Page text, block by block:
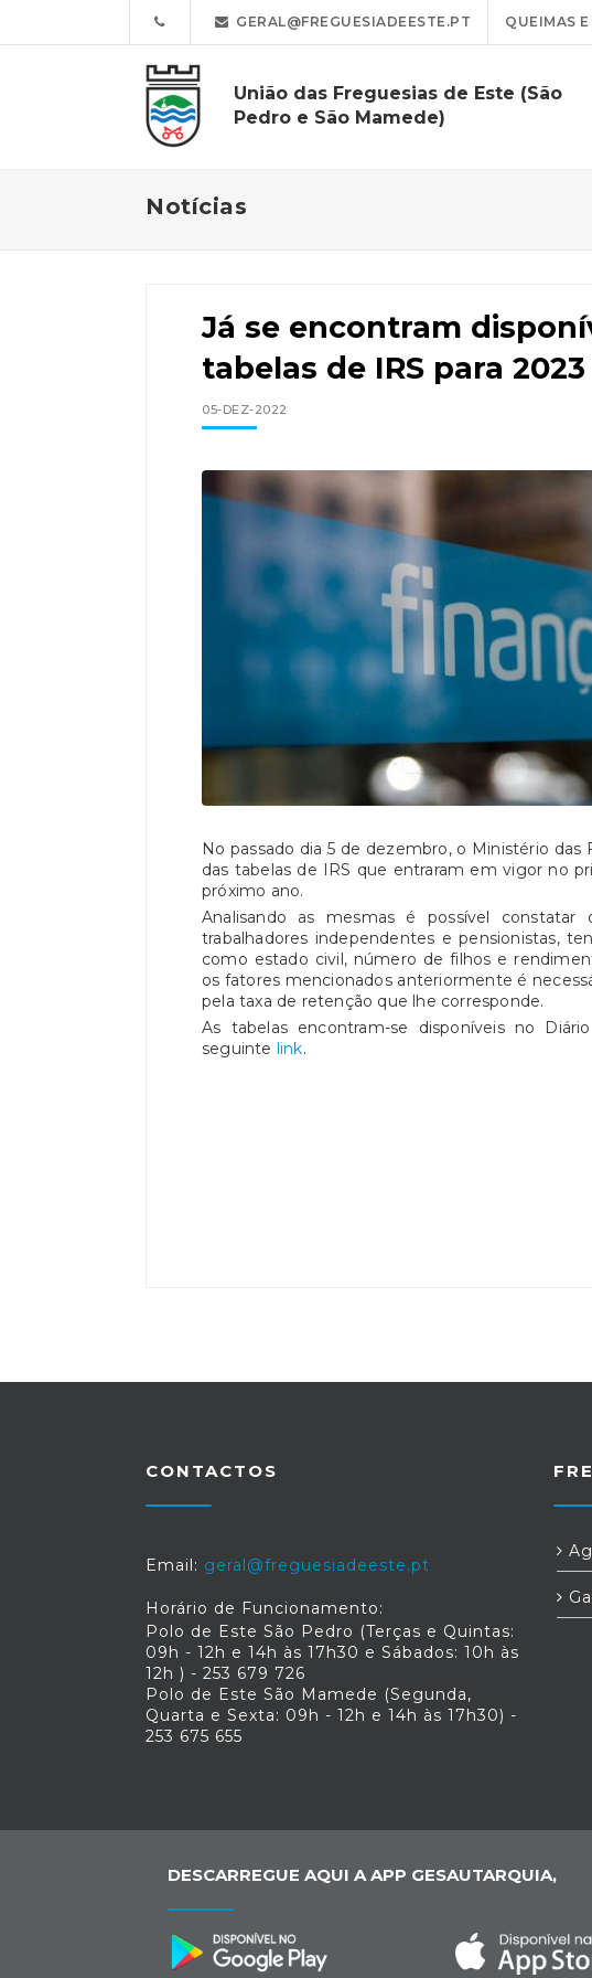
GERAL@FREGUESIADEESTE.PT QUEIMAS
União das Freguesias de Este (São
Pedro e São Mamede)
Notícias
Já se encontram
tabelas de IRS para 2023
05-DEZ-2022
No passado dia 5 de dezembro, o Ministério das
das tabelas de IRS que entraram em vigor no
próximo ano.
Analisando as mesmas é possível
trabalhadores independentes e pensionistas,
como estado civil, número de filhos e
os fatores mencionados anteriormente é
pela taxa de retenção que lhe corresponde.
As tabelas encontram-se disponíveis no
seguinte link.
CONTACTOS
Email: geral@freguesiadeeste.pt
Horário de Funcionamento:
Polo de Este São Pedro (Terças e Quintas:
09h - 12h e 14h às 17h30 e Sábados: 10h às
12h ) - 253 679 726
Polo de Este São Mamede (Segunda,
Quarta e Sexta: 09h - 12h e 14h às 17h30) -
253 675 655
DESCARREGUE AQUI A APP GESAUTARQUIA,